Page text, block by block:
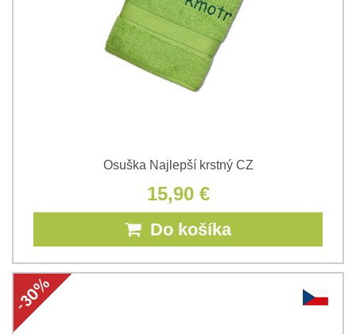
Osuška Najlepší krstný CZ
15,90 €
Do košíka